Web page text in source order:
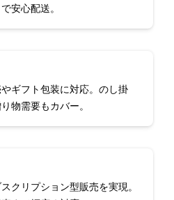
安心配送。
ギフト包装に対応。のし掛
物需要もカバー。
クリプション型販売を実現。